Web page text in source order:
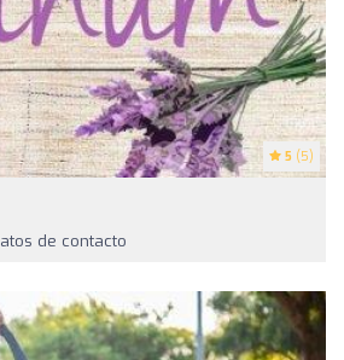
5 (5)
de contacto